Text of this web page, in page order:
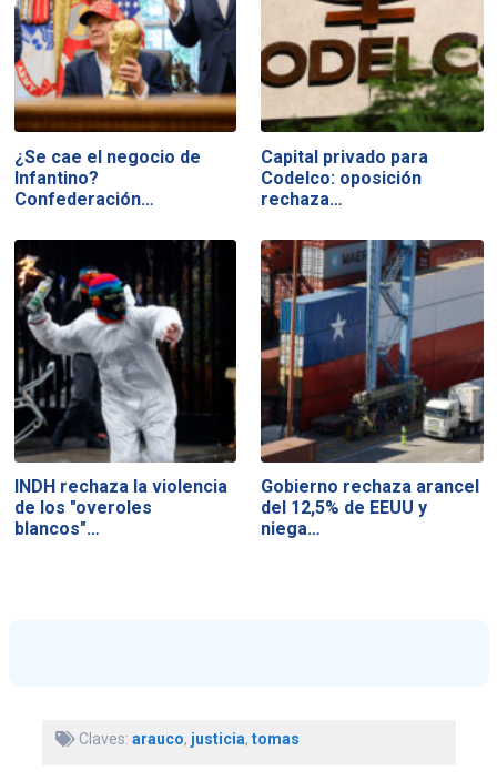
¿Se cae el negocio de
Infantino?
Confederación…
Capital privado para
Codelco: oposición
rechaza…
INDH rechaza la violencia
de los "overoles
blancos"…
Gobierno rechaza arancel
del 12,5% de EEUU y
niega…
Claves: arauco, justicia, tomas